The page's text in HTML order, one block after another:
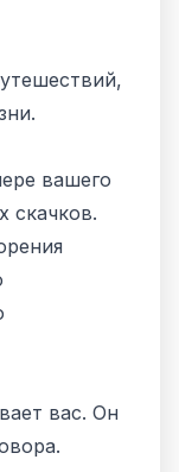
вашего
скачков.
вас. Он